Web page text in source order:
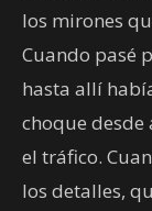
los mirones
Cuando pasé
hasta allí
choque
el tráfico.
los detalles,